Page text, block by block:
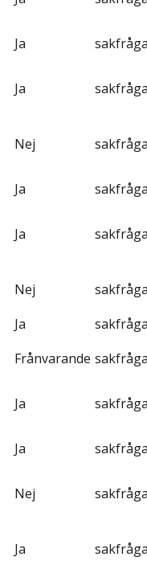
Ja
Ja
Nej
Ja
Ja
Nej
Ja
Frånvarande
Ja
Ja
Nej
Ja